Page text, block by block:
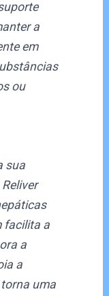
a
em
ou
sua
facilita a
a
a
uma